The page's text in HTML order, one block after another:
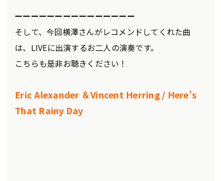
ーーーーーーーーーーーーーーー
そして、今回横澤さんがレコメンドしてくれた曲
は、LIVEに出演するお二人の演奏です。
こちらも是非お聴きください！
Eric Alexander ＆Vincent Herring / Here’s
That Rainy Day